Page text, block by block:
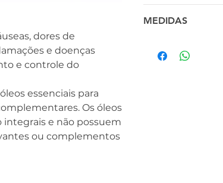
dores de
e doenças
e controle do
essenciais para
Os óleos
integrais e não possuem
ou complementos
ou até mesmo
Associe 5 gotas
MEDIDAS
Largura